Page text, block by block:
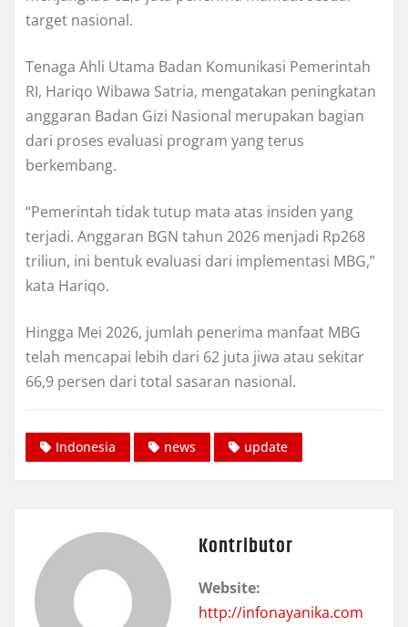
target nasional.
Tenaga Ahli Utama Badan Komunikasi Pemerintah
RI, Hariqo Wibawa Satria, mengatakan peningkatan
anggaran Badan Gizi Nasional merupakan bagian
dari proses evaluasi program yang terus
berkembang.
“Pemerintah tidak tutup mata atas insiden yang
terjadi. Anggaran BGN tahun 2026 menjadi Rp268
triliun, ini bentuk evaluasi dari implementasi MBG,”
kata Hariqo.
Hingga Mei 2026, jumlah penerima manfaat MBG
telah mencapai lebih dari 62 juta jiwa atau sekitar
66,9 persen dari total sasaran nasional.
Indonesia news update
Kontributor
Website:
http://infonayanika.com